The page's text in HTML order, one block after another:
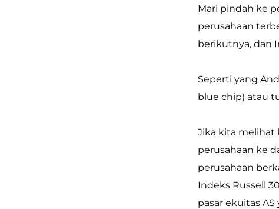
Mari pindah ke
perusahaan
berikutnya, dan
Seperti yang
blue chip) atau
Jika kita
perusahaan ke
perusahaan
Indeks Russell
pasar ekuitas